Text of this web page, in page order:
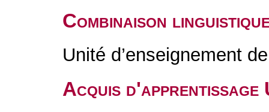
Combinaison
Unité d’enseignement
Acquis d'apprentissage